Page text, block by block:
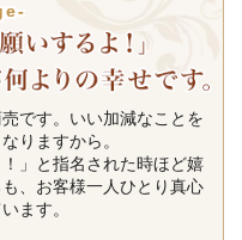
です。いい加減なことを
りますから。
」と指名された時ほど嬉
、お客様一人ひとり真心
ます。